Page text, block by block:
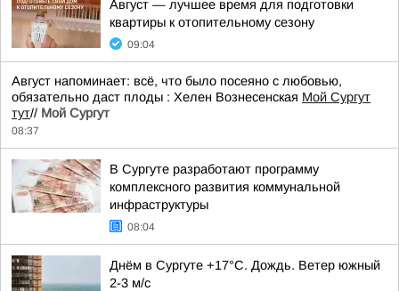
Август — лучшее время для подготовки
квартиры к отопительному сезону
09:04
Август напоминает: всё, что было посеяно с любовью,
обязательно даст плоды : Хелен Вознесенская Мой Сургут
тут// Мой Сургут
08:37
В Сургуте разработают программу
комплексного развития коммунальной
инфраструктуры
08:04
Днём в Сургуте +17°С. Дождь. Ветер южный
2-3 м/с